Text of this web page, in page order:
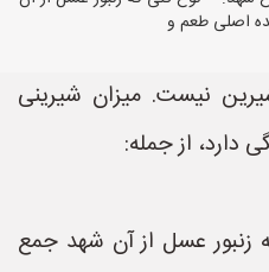
اصلی طعم و
نیست. میزان شیرینی
از جمله:
عسل از آن شهد جمع